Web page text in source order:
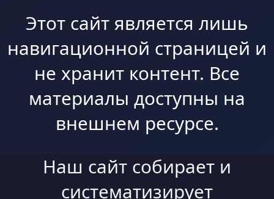
Этот сайт является лишь
навигационной страницей и
не хранит контент. Все
материалы доступны на
внешнем ресурсе.
Наш сайт собирает и
систематизирует